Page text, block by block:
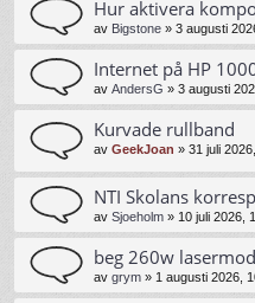
Hur aktivera
av Bigstone » 3 augusti
Internet på HP
av AndersG » 3 augusti
Kurvade rullband
av GeekJoan » 31 juli
NTI Skolans
av Sjoeholm » 10 juli 2026,
beg 260w
av grym » 1 augusti 2026,